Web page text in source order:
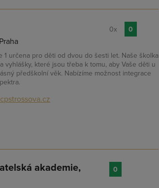
1 určena pro děti od dvou do šesti let. Naše školka
vyhlášky, které jsou třeba k tomu, aby Vaše děti u
předškolní věk. Nabízíme možnost integrace
0x 0
akademie,
0